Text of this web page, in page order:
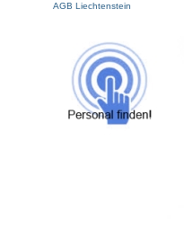
AGB Liechtenstein